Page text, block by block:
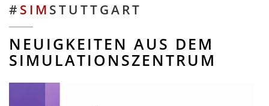
# SIM STUTTGART
NEUIGKEITEN AUS DEM
SIMULATIONSZENTRUM